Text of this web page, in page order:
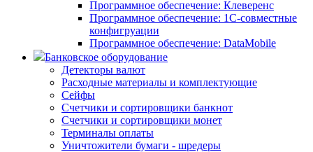
Программное обеспечение: Клеверенс
Программное обеспечение: 1С-совместные
конфигруации
Программное обеспечение: DataMobile
Банковское оборудование
Детекторы валют
Расходные материалы и комплектующие
Сейфы
Счетчики и сортировщики банкнот
Счетчики и сортировщики монет
Терминалы оплаты
Уничтожители бумаги - шредеры